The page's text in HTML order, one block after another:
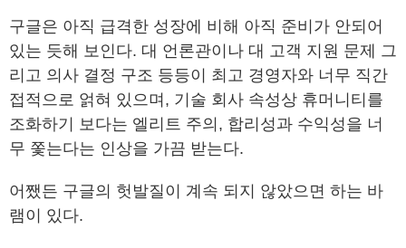
구글은 아직 급격한 성장에 비해 아직 준비가 안되어
있는 듯해 보인다. 대 언론관이나 대 고객 지원 문제 그
리고 의사 결정 구조 등등이 최고 경영자와 너무 직간
접적으로 얽혀 있으며, 기술 회사 속성상 휴머니티를
조화하기 보다는 엘리트 주의, 합리성과 수익성을 너
무 쫓는다는 인상을 가끔 받는다.
어쨌든 구글의 헛발질이 계속 되지 않았으면 하는 바
램이 있다.